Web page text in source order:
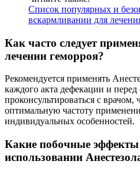
Список популярных и
вскармливании для
Как часто следует
лечении геморроя?
Рекомендуется применять
каждого акта дефекации и
проконсультироваться с врачом,
оптимальную частоту
индивидуальных особенностей.
Какие побочные
использовании